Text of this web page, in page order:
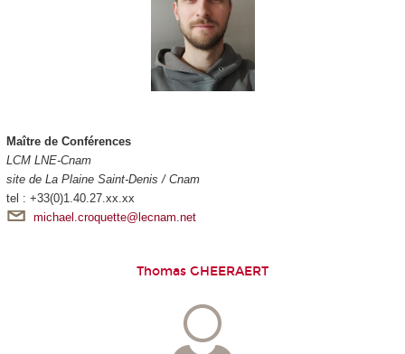
Maître de Conférences
LCM LNE-Cnam
site de La Plaine Saint-Denis / Cnam
tel : +33(0)1.40.27.xx.xx
michael.croquette@lecnam.net
Thomas GHEERAERT